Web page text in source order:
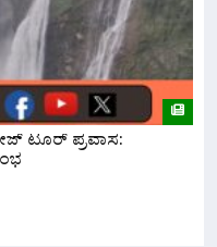
ಟೂರ್ ಪ್ರವಾಸ: